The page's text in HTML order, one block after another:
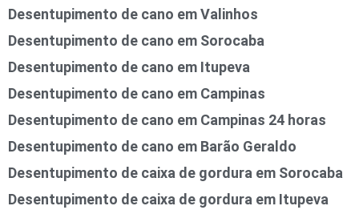
Desentupimento de cano em Valinhos
Desentupimento de cano em Sorocaba
Desentupimento de cano em Itupeva
Desentupimento de cano em Campinas
Desentupimento de cano em Campinas 24 horas
Desentupimento de cano em Barão Geraldo
Desentupimento de caixa de gordura em Sorocaba
Desentupimento de caixa de gordura em Itupeva